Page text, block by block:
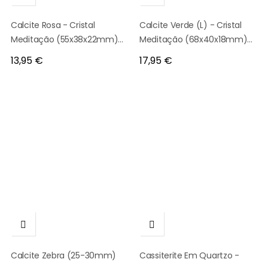
Calcite Rosa - Cristal
Meditação (55x38x22mm)
Preço
13,95 €
Calcite Verde (L) - Cristal
Meditação (68x40x18mm)
Preço
17,95 €

Calcite Zebra (25-30mm)

Cassiterite Em Quartzo -